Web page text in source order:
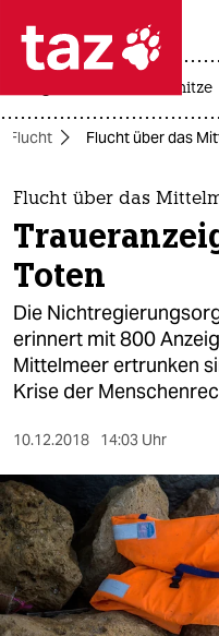
 taz
taz
themen
politik
öko
gesellschaft
kultur
sport
berlin
nord
wahrheit
hitze
Flucht Flucht über das
Flucht über das
Toten
Die
erinnert mit 800
Mittelmeer ertrunken
Krise der
10.12.2018 14:03 Uhr